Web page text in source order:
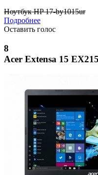
Ноутбук HP 17-by1015ur
Подробнее
Оставить голос
8
Acer Extensa 15